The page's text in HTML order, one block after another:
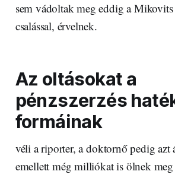
sem vádoltak meg eddig a Mikovits
csalással, érvelnek.
Az oltásokat a
pénzszerzés
formáinak
véli a riporter, a doktornő pedig
emellett még milliókat is ölnek